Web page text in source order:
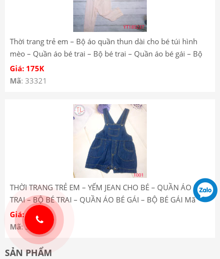
Thời trang trẻ em – Bộ áo quần thun dài cho bé túi hình
mèo – Quần áo bé trai – Bộ bé trai – Quần áo bé gái – Bộ
bé gái YT185227
Giá: 175K
Mã: 33321
THỜI TRANG TRẺ EM – YẾM JEAN CHO BÉ – QUẦN ÁO BÉ
TRAI – BỘ BÉ TRAI – QUẦN ÁO BÉ GÁI – BỘ BÉ GÁI Mã
1001
Giá: 175K
Mã: 33267
SẢN PHẨM